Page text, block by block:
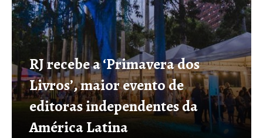
RJ recebe a ‘Primavera dos
Livros’, maior evento de
editoras independentes da
América Latina